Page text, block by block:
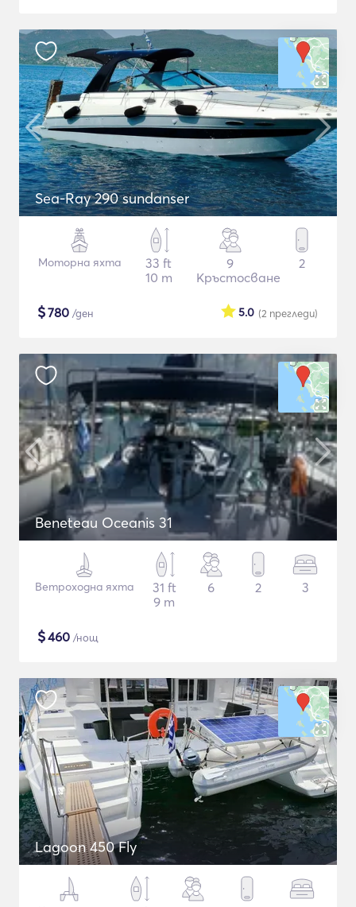
Sea-Ray 290 sundanser
Моторна яхта
33 ft
10 m
9
Кръстосване
2
$780 /ден (2 прегледи)
5.0
Beneteau Oceanis 31
Ветроходна яхта
31 ft
9 m
6 2 3
$460 /нощ
Lagoon 450 Fly